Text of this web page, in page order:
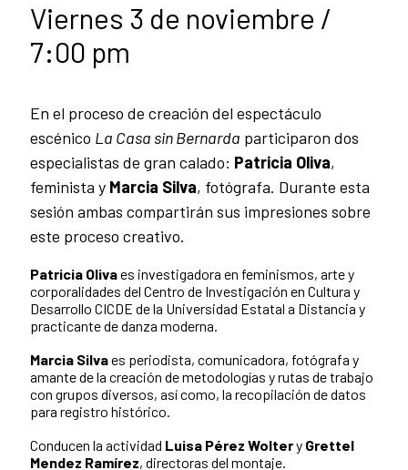
Viernes 3 de noviembre /
7:00 pm
En el proceso de creación del espectáculo
escénico La Casa sin Bernarda participaron dos
especialistas de gran calado: Patricia Oliva,
feminista y Marcia Silva, fotógrafa. Durante esta
sesión ambas compartirán sus impresiones sobre
este proceso creativo.
Patricia Olivaes investigadora en feminismos, arte y
corporalidades del Centro de Investigación en Cultura y
Desarrollo CICDE de la Universidad Estatal a Distancia y
practicante de danza moderna.
Marcia Silvaes periodista, comunicadora, fotógrafa y
amante de la creación de metodologías y rutas de trabajo
con grupos diversos, así como, la recopilación de datos
para registro histórico.
Conducen la actividad Luisa Pérez Woltery Grettel
Mendez Ramírez, directoras del montaje.